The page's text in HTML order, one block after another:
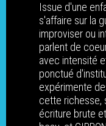
Issue d'une
s'affaire sur la
improviser ou
parlent de
avec intensité
ponctué
expérimente
cette richesse,
écriture brute